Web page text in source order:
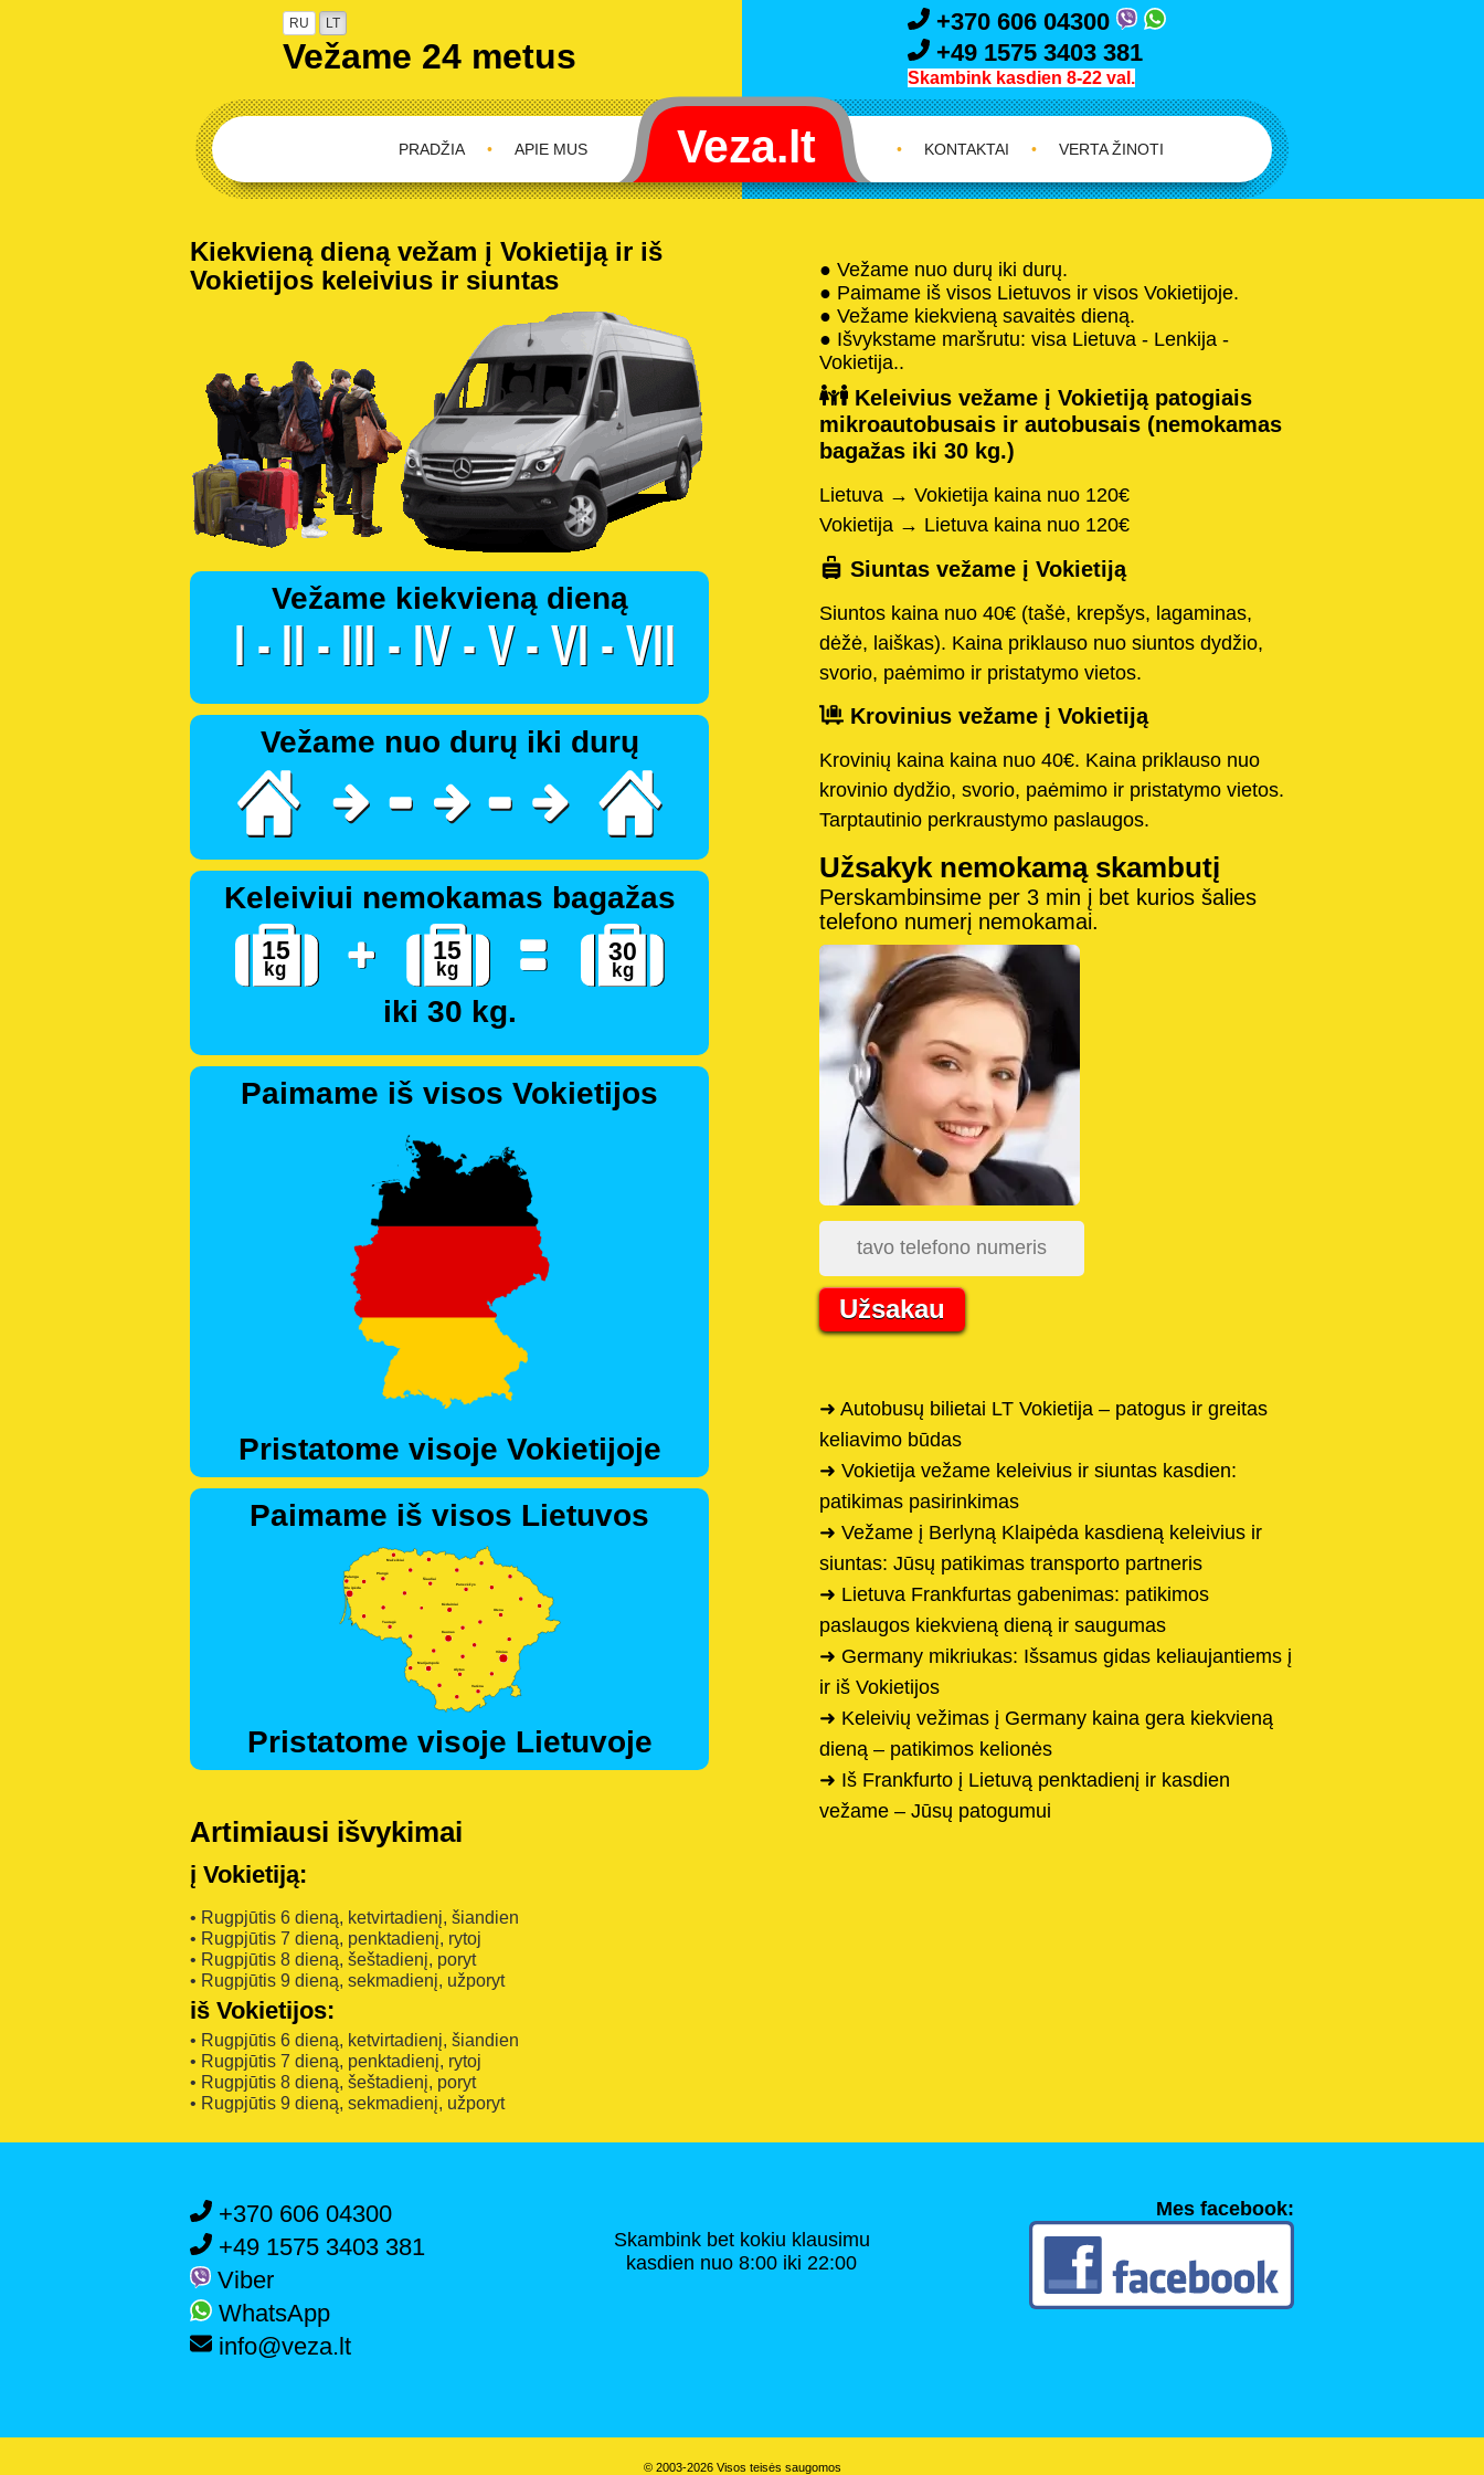
RU LT
Vežame 24 metus
+370 606 04300
+49 1575 3403 381
Skambink kasdien 8-22 val.
APIE MUS
•
PRADŽIA • KONTAKTAI • VERTA ŽINOTI
Kiekvieną dieną vežam į Vokietiją ir iš
Vokietijos keleivius ir siuntas
Vežame kiekvieną dieną
Vežame nuo durų iki durų
Keleiviui nemokamas bagažas
iki 30 kg.
Paimame iš visos Vokietijos
Pristatome visoje Vokietijoje
Paimame iš visos Lietuvos
Pristatome visoje Lietuvoje
Artimiausi išvykimai
į Vokietiją:
• Rugpjūtis 6 dieną, ketvirtadienį, šiandien
• Rugpjūtis 7 dieną, penktadienį, rytoj
• Rugpjūtis 8 dieną, šeštadienį, poryt
• Rugpjūtis 9 dieną, sekmadienį, užporyt
iš Vokietijos:
• Rugpjūtis 6 dieną, ketvirtadienį, šiandien
• Rugpjūtis 7 dieną, penktadienį, rytoj
• Rugpjūtis 8 dieną, šeštadienį, poryt
• Rugpjūtis 9 dieną, sekmadienį, užporyt
● Vežame nuo durų iki durų.
● Paimame iš visos Lietuvos ir visos Vokietijoje.
● Vežame kiekvieną savaitės dieną.
● Išvykstame maršrutu: visa Lietuva - Lenkija -
Vokietija..
Keleivius vežame į Vokietiją patogiais
mikroautobusais ir autobusais (nemokamas
bagažas iki 30 kg.)
Lietuva → Vokietija kaina nuo 120€
Vokietija → Lietuva kaina nuo 120€
Siuntas vežame į Vokietiją
Siuntos kaina nuo 40€ (tašė, krepšys, lagaminas,
dėžė, laiškas). Kaina priklauso nuo siuntos dydžio,
svorio, paėmimo ir pristatymo vietos.
Krovinius vežame į Vokietiją
Krovinių kaina kaina nuo 40€. Kaina priklauso nuo
krovinio dydžio, svorio, paėmimo ir pristatymo vietos.
Tarptautinio perkraustymo paslaugos.
Užsakyk nemokamą skambutį
Perskambinsime per 3 min į bet kurios šalies
telefono numerį nemokamai.
Užsakau
➜ Autobusų bilietai LT Vokietija – patogus ir greitas
keliavimo būdas
➜ Vokietija vežame keleivius ir siuntas kasdien:
patikimas pasirinkimas
➜ Vežame į Berlyną Klaipėda kasdieną keleivius ir
siuntas: Jūsų patikimas transporto partneris
➜ Lietuva Frankfurtas gabenimas: patikimos
paslaugos kiekvieną dieną ir saugumas
➜ Germany mikriukas: Išsamus gidas keliaujantiems į
ir iš Vokietijos
➜ Keleivių vežimas į Germany kaina gera kiekvieną
dieną – patikimos kelionės
➜ Iš Frankfurto į Lietuvą penktadienį ir kasdien
vežame – Jūsų patogumui
+370 606 04300
+49 1575 3403 381
Viber
WhatsApp
info@veza.lt
Skambink bet kokiu klausimu
kasdien nuo 8:00 iki 22:00
Mes facebook:
© 2003-2026 Visos teisės saugomos